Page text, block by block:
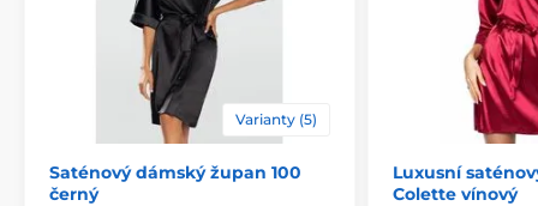
Varianty (5)
Saténový dámský župan 100
černý
Luxusní
Colette vínový